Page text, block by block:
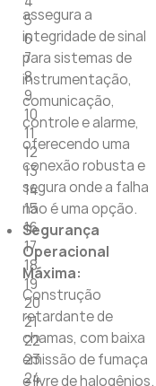
5
6
7
8
9
10
11
12
13
14
15
16
17
18
19
20
21
22
23
24
assegura a
integridade de sinal
para sistemas de
instrumentação,
comunicação,
controle e alarme,
oferecendo uma
conexão robusta e
segura onde a falha
não é uma opção.
Segurança
Operacional
Máxima:
Construção
retardante de
chamas, com baixa
emissão de fumaça
e livre de halogênios.